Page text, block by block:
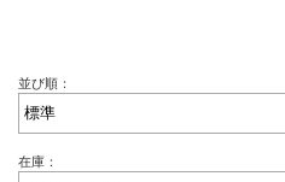
並び順：
在庫：